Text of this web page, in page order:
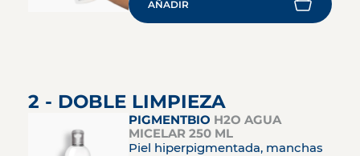
AÑADIR
2 - DOBLE LIMPIEZA
PIGMENTBIO H2O AGUA
MICELAR 250 ML
Piel hiperpigmentada, manchas